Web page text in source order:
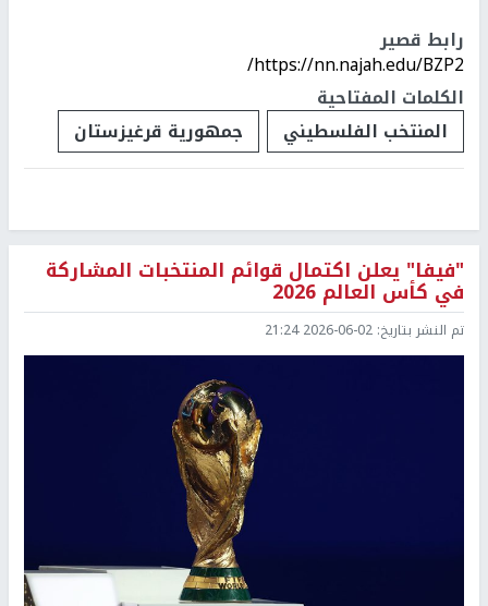
رابط قصير
https://nn.najah.edu/BZP2/
الكلمات المفتاحية
المنتخب الفلسطيني
جمهورية قرغيزستان
"فيفا" يعلن اكتمال قوائم المنتخبات المشاركة
في كأس العالم 2026
تم النشر بتاريخ: 2026-06-02 21:24